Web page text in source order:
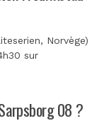
Norvège)
sur
08 ?